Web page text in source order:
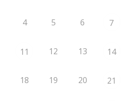
4 5 6 7
11 12 13 14
18 19 20 21